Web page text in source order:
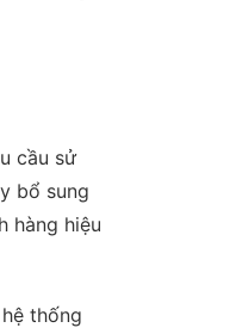
cầu sử
bổ sung
hàng hiệu
thống